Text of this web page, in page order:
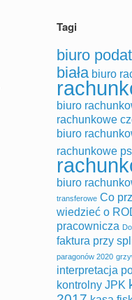
Tagi
biuro
biała biuro
biuro
rachunkowe
biuro
rachunkowe
biuro
transferowe Co
wiedzieć o
pracownicza
faktura przy
paragonów 2020
interpretacja
kontrolny JPK